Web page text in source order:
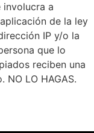
a
de la ley
IP y/o la
que lo
reciben una
LO HAGAS.